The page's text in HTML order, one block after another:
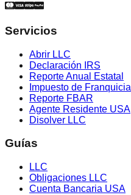
Servicios
Abrir LLC
Declaración IRS
Reporte Anual Estatal
Impuesto de Franquicia
Reporte FBAR
Agente Residente USA
Disolver LLC
Guías
LLC
Obligaciones LLC
Cuenta Bancaria USA